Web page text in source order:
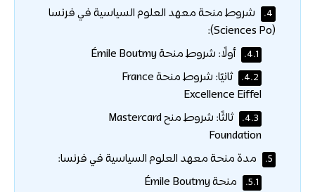
4.
شروط منحة معهد العلوم السياسية في فرنسا
(Sciences Po):
4.1. أولًا: شروط منحة Émile Boutmy
4.2.
ثانيًا: شروط منحة France
Excellence Eiffel
4.3.
ثالثًا: شروط منح Mastercard
Foundation
5. مدة منحة معهد العلوم السياسية في فرنسا:
5.1. منحة Émile Boutmy